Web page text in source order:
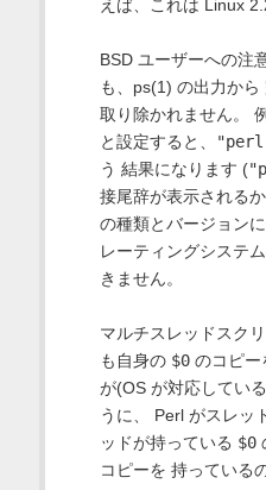
えば、これは Linux
BSD ユーザーへの注
も、ps(1) の出力か
取り除かれません。
と設定すると、
う 結果になります (
接尾辞が表示される
の種類とバージョン
レーティングシステ
きません。
マルチスレッドスク
も自身の $0のコピー
が(OS が対応してい
うに、 Perl がスレッ
ッドが持っている $0
コピーを 持っている